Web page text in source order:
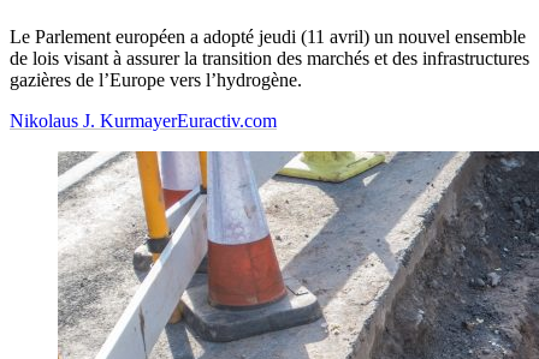
Le Parlement européen a adopté jeudi (11 avril) un nouvel ensemble
de lois visant à assurer la transition des marchés et des infrastructures
gazières de l’Europe vers l’hydrogène.
Nikolaus J. KurmayerEuractiv.com